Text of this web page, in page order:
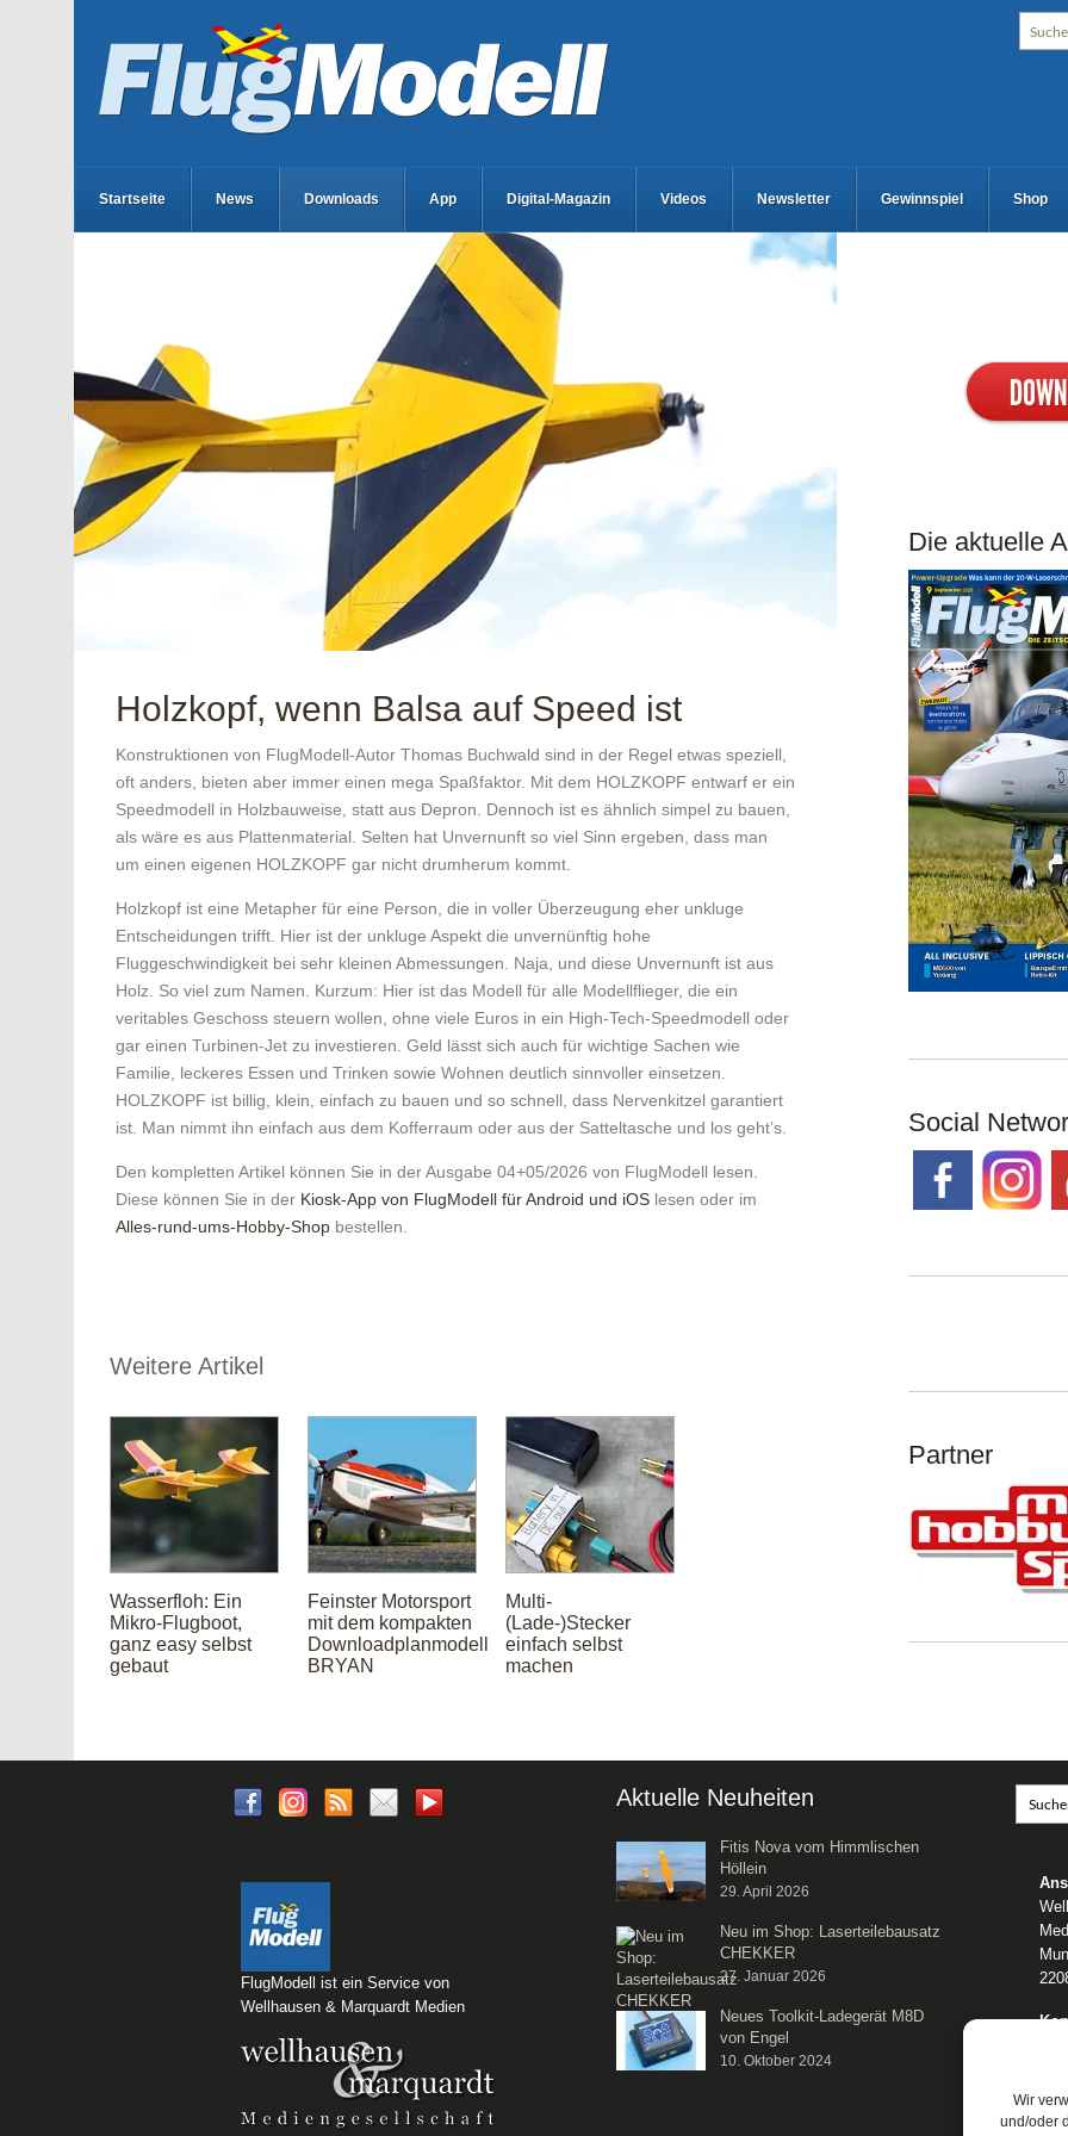
Wir
und/oder
Startseite News Downloads App Digital-Magazin Videos Newsletter Gewinnspiel Shop
Holzkopf, wenn Balsa auf Speed ist
Konstruktionen von FlugModell-Autor Thomas Buchwald sind in der Regel etwas speziell,
oft anders, bieten aber immer einen mega Spaßfaktor. Mit dem HOLZKOPF entwarf er ein
Speedmodell in Holzbauweise, statt aus Depron. Dennoch ist es ähnlich simpel zu bauen,
als wäre es aus Plattenmaterial. Selten hat Unvernunft so viel Sinn ergeben, dass man
um einen eigenen HOLZKOPF gar nicht drumherum kommt.
Holzkopf ist eine Metapher für eine Person, die in voller Überzeugung eher unkluge
Entscheidungen trifft. Hier ist der unkluge Aspekt die unvernünftig hohe
Fluggeschwindigkeit bei sehr kleinen Abmessungen. Naja, und diese Unvernunft ist aus
Holz. So viel zum Namen. Kurzum: Hier ist das Modell für alle Modellflieger, die ein
veritables Geschoss steuern wollen, ohne viele Euros in ein High-Tech-Speedmodell oder
gar einen Turbinen-Jet zu investieren. Geld lässt sich auch für wichtige Sachen wie
Familie, leckeres Essen und Trinken sowie Wohnen deutlich sinnvoller einsetzen.
HOLZKOPF ist billig, klein, einfach zu bauen und so schnell, dass Nervenkitzel garantiert
ist. Man nimmt ihn einfach aus dem Kofferraum oder aus der Satteltasche und los geht’s.
Den kompletten Artikel können Sie in der Ausgabe 04+05/2026 von FlugModell lesen.
Diese können Sie in der Kiosk-App von FlugModell für Android und iOS lesen oder im
Alles-rund-ums-Hobby-Shop bestellen.
Weitere Artikel
Wasserfloh: Ein
Mikro-Flugboot,
ganz easy selbst
gebaut
Feinster Motorsport
mit dem kompakten
Downloadplanmodell
BRYAN
Multi-
(Lade-)Stecker
einfach selbst
machen
Die aktuelle
Social
Partner
FlugModell ist ein Service von
Wellhausen & Marquardt Medien
Aktuelle Neuheiten
Fitis Nova vom Himmlischen
Höllein
29. April 2026
Neu im Shop: Laserteilebausatz
CHEKKER
27. Januar 2026
Neues Toolkit-Ladegerät M8D
von Engel
10. Oktober 2024